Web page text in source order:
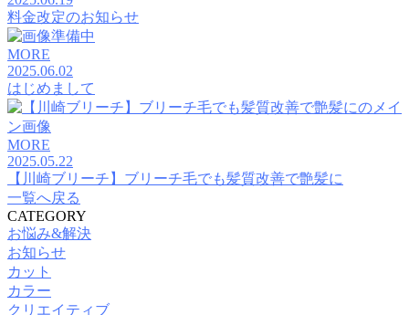
料金改定のお知らせ
MORE
2025.06.02
はじめまして
MORE
2025.05.22
【川崎ブリーチ】ブリーチ毛でも髪質改善で艶髪に
一覧へ戻る
CATEGORY
お悩み&解決
お知らせ
カット
カラー
クリエイティブ